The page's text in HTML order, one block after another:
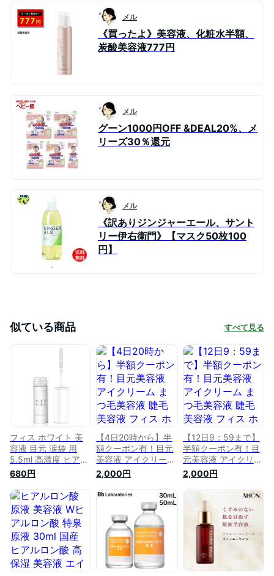
メル
《買ったよ》美容液、化粧水半額、
炭酸美容液777円
メル
グーン1000円OFF &DEAL20%、メ
リーズ30％還元
メル
《訳ありジンジャーエール、サント
リー伊右衛門》【マスク50枚100
円】
似ている商品 すべて見る
フィス ホワイト 美
容液 目元 涙袋 用
5.5ml 高濃度 ヒアル
ロン酸 プラセンタ
コラーゲン 配合 保
湿 低刺激
680円
【4日20時から】半
額クーポン有！目元
美容液 アイクリーム
まつ毛美容液 睫毛美
容液 フィス ホワイ
ト 涙袋 美容液 「 ヒ
アルロン酸 無添加
美容液 で たっぷり
保湿 睫毛 まつ毛 ま
つげ 」「 くま ・ た
るみ ・ シワ 対策」
5.5mlWHITH WHITE
2,000円
【12日9：59まで】
半額クーポン有！目
元美容液 アイクリー
ム まつ毛美容液 睫
毛美容液 フィス ホ
ワイト 涙袋 美容液
「 ヒアルロン酸 無
添加 美容液 で たっ
ぷり 保湿 睫毛 まつ
毛 まつげ 」「 くま
・ たるみ ・ シワ 対
策」 5.5mlWHITH
WHITE
2,000円